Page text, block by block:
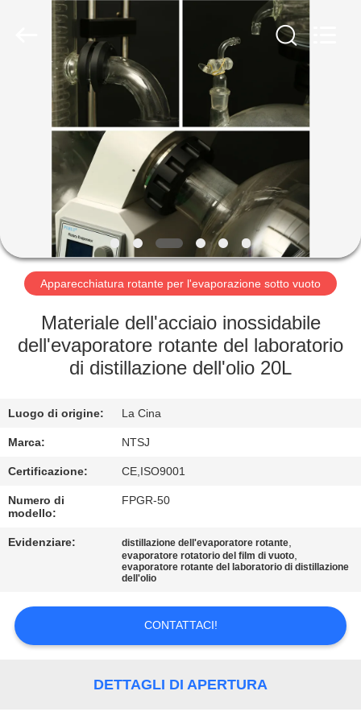
CASA
PRODOTTI
CIRCA
GIRO
DELLA
FABBRICA
CONTROLLO
QUALITÀ
CONTATTICI
NOTIZIE
CITAZIONE
Apparecchiatura rotante per l'evaporazione sotto vuoto
Materiale dell'acciaio inossidabile
dell'evaporatore rotante del laboratorio
di distillazione dell'olio 20L
Luogo di origine: La Cina
Marca: NTSJ
Certificazione: CE,ISO9001
Numero di
modello:
FPGR-50
Evidenziare: distillazione dell'evaporatore rotante,
evaporatore rotatorio del film di vuoto,
evaporatore rotante del laboratorio di distillazione
dell'olio
CONTATTACI!
DETTAGLI DI APERTURA